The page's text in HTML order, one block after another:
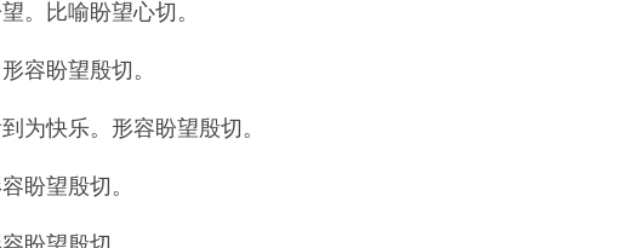
比喻盼望心切。
容盼望殷切。
快乐。形容盼望殷切。
盼望殷切。